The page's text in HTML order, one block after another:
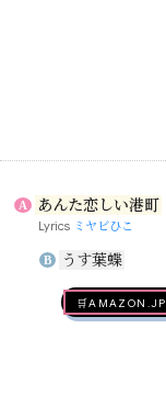
A あんた恋しい港町
Lyrics ミヤビひこ
B うす葉蝶
🛒AMAZON.jp